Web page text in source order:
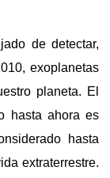
de detectar,
exoplanetas
planeta. El
hasta ahora es
hasta
extraterrestre.